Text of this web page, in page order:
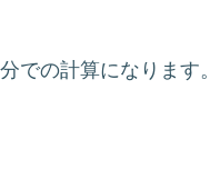
での計算になります。